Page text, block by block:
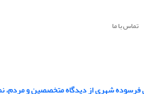
تماس با ما
شهری از دیدگاه متخصصین و مردم،